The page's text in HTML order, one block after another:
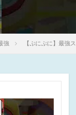
強 【ぷにぷに】最強